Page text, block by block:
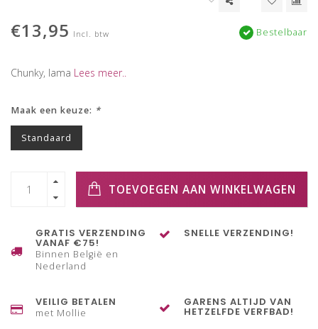
€13,95 Incl. btw Bestelbaar
Chunky, lama Lees meer..
Maak een keuze: *
Standaard
TOEVOEGEN AAN WINKELWAGEN
GRATIS VERZENDING
VANAF €75!
Binnen België en
Nederland
SNELLE VERZENDING!
VEILIG BETALEN
met Mollie
GARENS ALTIJD VAN
HETZELFDE VERFBAD!